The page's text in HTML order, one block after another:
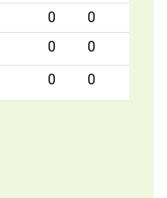
0
0
0
0
0 0